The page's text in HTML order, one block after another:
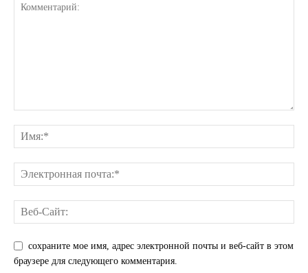
сохраните мое имя, адрес электронной почты и веб-сайт в этом
браузере для следующего комментария.